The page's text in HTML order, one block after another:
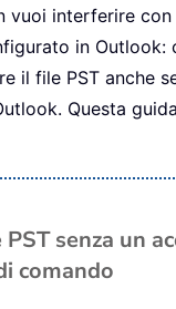
vuoi interferire con
in Outlook:
il file PST anche
Questa
senza un
comando